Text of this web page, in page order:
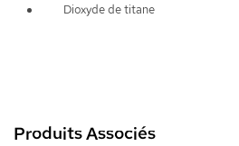
Dioxyde de titane
Produits Associés